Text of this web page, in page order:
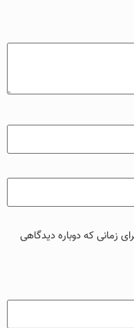
زمانی که دوباره دیدگاهی